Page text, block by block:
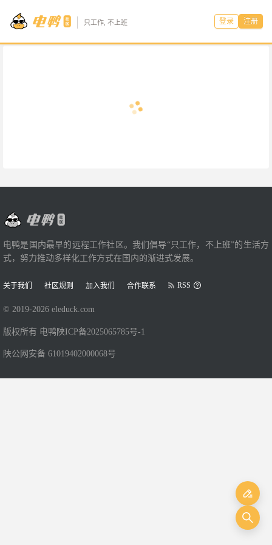
只工作, 不上班 登录 注册
电鸭是国内最早的远程工作社区。我们倡导“只工作，不上班”的生活方
式，努力推动多样化工作方式在国内的渐进式发展。
关于我们 社区规则 加入我们 合作联系 RSS
© 2019-2026 eleduck.com
版权所有 电鸭 陕ICP备2025065785号-1
陕公网安备 61019402000068号